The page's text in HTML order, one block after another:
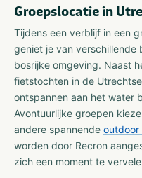
Groepslocatie in
Tijdens een verblijf in een
geniet je van
bosrijke omgeving. Naast
fietstochten in de
ontspannen aan het water
Avontuurlijke groepen
andere spannende outdoor
worden door Recron
zich een moment te